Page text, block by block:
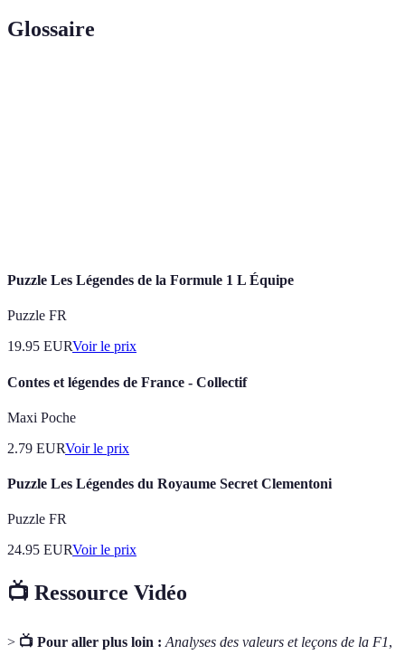
Glossaire
Puzzle Les Légendes de la Formule 1 L Équipe
Puzzle FR
19.95 EURVoir le prix
Contes et légendes de France - Collectif
Maxi Poche
2.79 EURVoir le prix
Puzzle Les Légendes du Royaume Secret Clementoni
Puzzle FR
24.95 EURVoir le prix
📺 Ressource Vidéo
> 📺 Pour aller plus loin : Analyses des valeurs et leçons de la F1,